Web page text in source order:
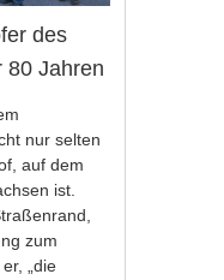
des
80 Jahren
nur selten
auf dem
ist.
zum
„die